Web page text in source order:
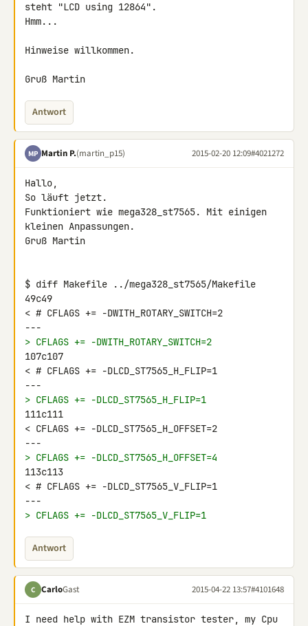
steht "LCD using 12864".
Hmm...
Hinweise willkommen.
Gruß Martin
Antwort
MP Martin P.(martin_p15) 2015-02-20 12:09#4021272
Hallo,
So läuft jetzt.
Funktioniert wie mega328_st7565. Mit einigen
kleinen Anpassungen.
Gruß Martin
$ diff Makefile ../mega328_st7565/Makefile
49c49
< # CFLAGS += -DWITH_ROTARY_SWITCH=2
> CFLAGS += -DWITH_ROTARY_SWITCH=2
107c107
< # CFLAGS += -DLCD_ST7565_H_FLIP=1
> CFLAGS += -DLCD_ST7565_H_FLIP=1
111c111
< CFLAGS += -DLCD_ST7565_H_OFFSET=2
> CFLAGS += -DLCD_ST7565_H_OFFSET=4
113c113
< # CFLAGS += -DLCD_ST7565_V_FLIP=1
> CFLAGS += -DLCD_ST7565_V_FLIP=1
Antwort
C CarloGast 2015-04-22 13:57#4101648
I need help with EZM transistor tester, my Cpu